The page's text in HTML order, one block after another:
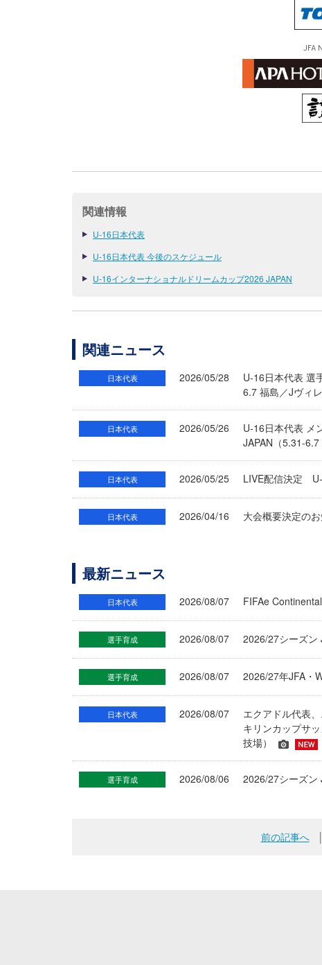
JFA
関連情報
U-16日本代表
U-16日本代表 今後のスケジュール
U-16インターナショナルドリームカップ2026 JAPAN
関連ニュース
日本代表 2026/05/28
U-16日本代表 選
6.7 福島／Jヴィ
日本代表 2026/05/26
U-16日本代表 メ
JAPAN（5.31-6.7
日本代表 2026/05/25 LIVE配信決定 U-
日本代表 2026/04/16 大会概要決定の
最新ニュース
日本代表 2026/08/07 FIFAe
選手育成 2026/08/07 2026/27シーズン
選手育成 2026/08/07 2026/27年JFA・
日本代表 2026/08/07
エクアドル代表
キリンカップサ
技場）
選手育成 2026/08/06 2026/27シーズン
前の記事へ│